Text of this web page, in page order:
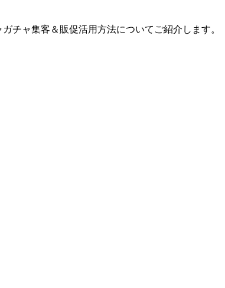
チャ集客＆販促活用方法についてご紹介します。